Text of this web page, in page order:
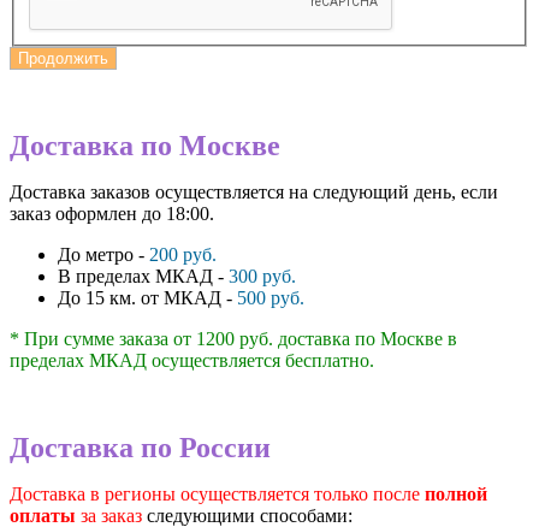
Продолжить
Доставка по Москве
Доставка заказов осуществляется на следующий день, если
заказ оформлен до 18:00.
До метро - 200 руб.
В пределах МКАД - 300 руб.
До 15 км. от МКАД - 500 руб.
* При сумме заказа от 1200 руб. доставка по Москве в
пределах МКАД осуществляется бесплатно.
Доставка по России
Доставка в регионы осуществляется только после полной
оплаты за заказ следующими способами: